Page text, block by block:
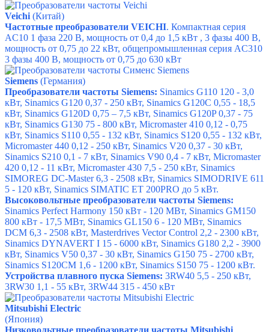
Veichi (Китай)
Частотные преобразователи VEICHI. Компактная серия
AC10 1 фаза 220 В, мощность от 0,4 до 1,5 кВт , 3 фазы 400 В,
мощность от 0,75 до 22 кВт, общепромышленная серия AC310
3 фазы 400 В, мощность от 0,75 до 630 кВт
Siemens (Германия)
Преобразователи частоты Siemens: Sinamics G110 120 - 3,0
кВт, Sinamics G120 0,37 - 250 кВт, Sinamics G120C 0,55 - 18,5
кВт, Sinamics G120D 0,75 – 7,5 кВт, Sinamics G120P0,37 - 75
кВт, Sinamics G130 75 - 800 кВт, Micromaster 410 0,12 - 0,75
кВт, Sinamics S110 0,55 - 132 кВт, Sinamics S120 0,55 - 132 кВт,
Micromaster 440 0,12 - 250 кВт, Sinamics V20 0,37 - 30 кВт,
Sinamics S210 0,1 - 7 кВт, Sinamics V90 0,4 - 7 кВт, Micromaster
420 0,12 - 11 кВт, Micromaster 430 7,5 - 250 кВт, Sinamics
SIMOREG DC-Master6,3 - 2508 кВт, Sinamics SIMODRIVE 611
5 - 120 кВт, Sinamics SIMATIC ET 200PRO до 5 кВт.
Высоковольтные преобразователи частоты Siemens:
Sinamics Perfect Harmony 150 кВт - 120 МВт, Sinamics GM150
800 кВт - 17,5 МВт, Sinamics GL150 6 - 120 МВт, Sinamics
DCM 6,3 - 2508 кВт, Masterdrives Vector Control 2,2 - 2300 кВт,
Sinamics DYNAVERT I 15 - 6000 кВт, Sinamics G180 2,2 - 3900
кВт, Sinamics V50 0,37 - 30 кВт, Sinamics G150 75 - 2700 кВт,
Sinamics S120CM 1,6 - 1200 кВт, Sinamics S150 75 - 1200 кВт.
Устройства плавного пуска Siemens: 3RW40 5,5 - 250 кВт,
3RW30 1,1 - 55 кВт, 3RW44 315 - 450 кВт
Mitsubishi Electric
(Япония)
Низковольтные преобразователи частоты Mitsubishi